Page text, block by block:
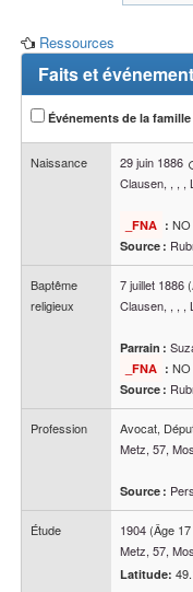
Ressources
Faits et
Événements de la
Naissance 29 juin 1886
Clausen, , , ,
_FNA : NO
Source :
Baptême
religieux
7 juillet 1886
Clausen, , , ,
Parrain :
_FNA : NO
Source :
Profession
Avocat,
Metz, 57,
Source :
Étude 1904 (Âge
Metz, 57,
Latitude: